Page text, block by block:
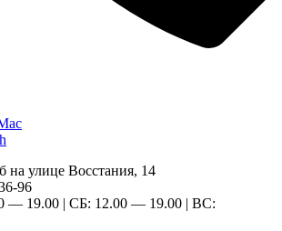
на улице Восстания, 14
96
— 19.00 | СБ: 12.00 — 19.00 | ВС: